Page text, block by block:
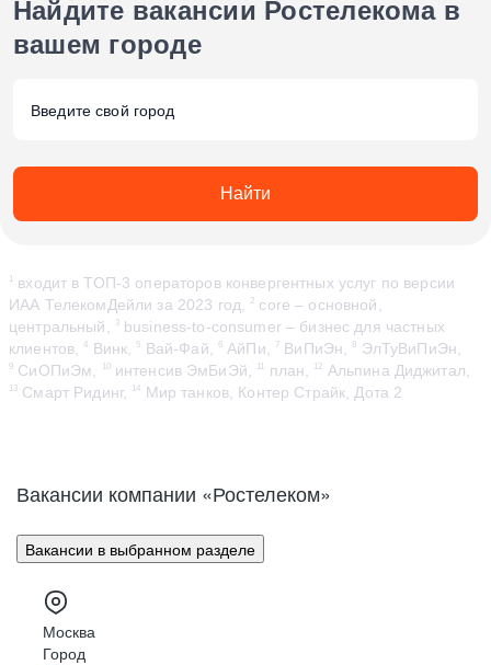
Найдите вакансии Ростелекома в
вашем городе
Найти
1 входит в ТОП-3 операторов конвергентных услуг по версии
ИАА ТелекомДейли за 2023 год,
2 core – основной,
центральный,
3business-to-consumer – бизнес для частных
клиентов,
4 Винк, 5 Вай-Фай, 6 АйПи, 7 ВиПиЭн,8 ЭлТуВиПиЭн,
9 СиОПиЭм, 10интенсив ЭмБиЭй, 11 план, 12 Альпина Диджитал,
13 Смарт Ридинг, 14 Мир танков, Контер Страйк, Дота 2
Вакансии компании «Ростелеком»
Вакансии в выбранном разделе
Москва
Город